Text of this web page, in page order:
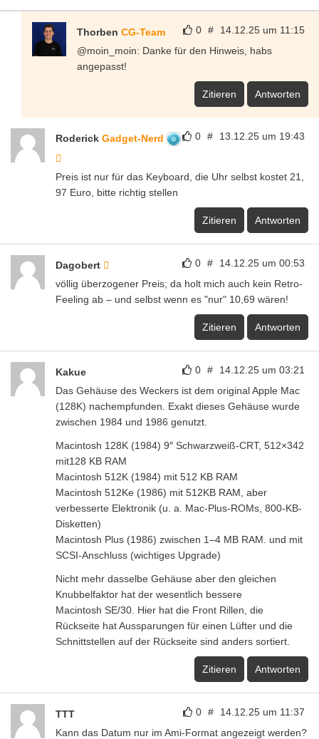
0 # 14.12.25 um 11:15
Thorben CG-Team
@moin_moin: Danke für den Hinweis, habs
angepasst!
Zitieren Antworten
0 # 13.12.25 um 19:43
Roderick Gadget-Nerd
Preis ist nur für das Keyboard, die Uhr selbst kostet 21,
97 Euro, bitte richtig stellen
Zitieren Antworten
0 # 14.12.25 um 00:53
Dagobert
völlig überzogener Preis; da holt mich auch kein Retro-
Feeling ab – und selbst wenn es "nur" 10,69 wären!
Zitieren Antworten
0 # 14.12.25 um 03:21
Kakue
Das Gehäuse des Weckers ist dem original Apple Mac
(128K) nachempfunden. Exakt dieses Gehäuse wurde
zwischen 1984 und 1986 genutzt.
Macintosh 128K (1984) 9″ Schwarzweiß-CRT, 512×342
mit128 KB RAM
Macintosh 512K (1984) mit 512 KB RAM
Macintosh 512Ke (1986) mit 512KB RAM, aber
verbesserte Elektronik (u. a. Mac-Plus-ROMs, 800-KB-
Disketten)
Macintosh Plus (1986) zwischen 1–4 MB RAM. und mit
SCSI-Anschluss (wichtiges Upgrade)
Nicht mehr dasselbe Gehäuse aber den gleichen
Knubbelfaktor hat der wesentlich bessere
Macintosh SE/30. Hier hat die Front Rillen, die
Rückseite hat Aussparungen für einen Lüfter und die
Schnittstellen auf der Rückseite sind anders sortiert.
Zitieren Antworten
0 # 14.12.25 um 11:37
TTT
Kann das Datum nur im Ami-Format angezeigt werden?